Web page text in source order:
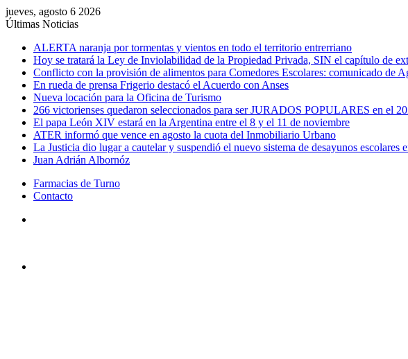
jueves, agosto 6 2026
Últimas Noticias
ALERTA naranja por tormentas y vientos en todo el territorio entrerriano
Hoy se tratará la Ley de Inviolabilidad de la Propiedad Privada, SIN el capítulo de
Conflicto con la provisión de alimentos para Comedores Escolares: comunicado de
En rueda de prensa Frigerio destacó el Acuerdo con Anses
Nueva locación para la Oficina de Turismo
266 victorienses quedaron seleccionados para ser JURADOS POPULARES en el
El papa León XIV estará en la Argentina entre el 8 y el 11 de noviembre
ATER informó que vence en agosto la cuota del Inmobiliario Urbano
La Justicia dio lugar a cautelar y suspendió el nuevo sistema de desayunos escolares
Juan Adrián Albornóz
Farmacias de Turno
Contacto